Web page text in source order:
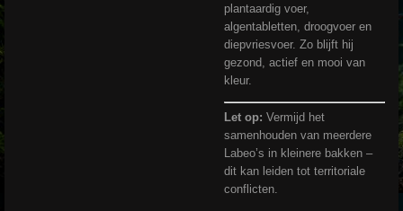
plantaardig voer,
algentabletten, droogvoer en
diepvriesvoer. Zo blijft hij
gezond, actief en mooi van
kleur.
Let op: Vermijd het
samenhouden van meerdere
Labeo’s in kleinere bakken –
dit kan leiden tot territoriale
conflicten.